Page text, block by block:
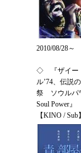
2010/08/28～
◇ 『ザイー
ル’74、伝説
祭 ソウルパ
Soul Power』
【KINO / Sub